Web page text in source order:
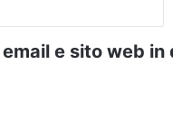
email e sito web